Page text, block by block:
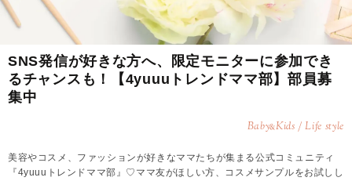
SNS発信が好きな方へ、限定モニターに参加でき
るチャンスも！【4yuuuトレンドママ部】部員募
集中
Baby&Kids / Life style
美容やコスメ、ファッションが好きなママたちが集まる公式コミュニティ
『4yuuuトレンドママ部』♡ママ友がほしい方、コスメサンプルをお試しし